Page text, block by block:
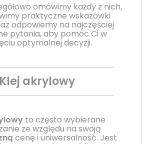
omówimy każdy z nich,
praktyczne wskazówki
odpowiemy na najczęściej
pytania, aby pomóc Ci w
optymalnej decyzji.
Klej akrylowy
to często wybierane
ze względu na swoją
cenę i uniwersalność. Jest